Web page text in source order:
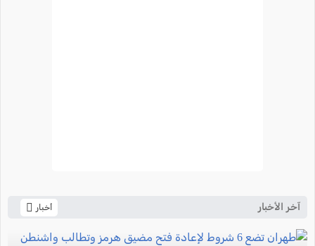
آخر الأخبار أخبار